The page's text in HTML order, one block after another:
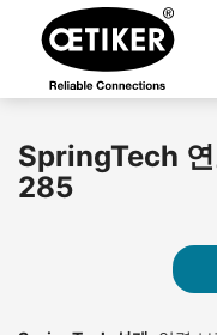
SpringTech 연
285